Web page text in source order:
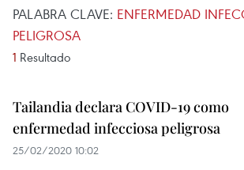
PALABRA CLAVE: ENFERMEDAD
PELIGROSA
1 Resultado
Tailandia declara COVID-19 como
enfermedad infecciosa peligrosa
25/02/2020 10:02